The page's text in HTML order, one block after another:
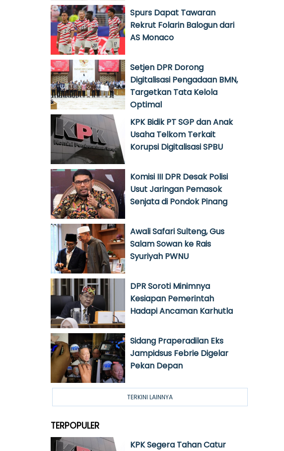
Spurs Dapat Tawaran
Rekrut Folarin Balogun dari
AS Monaco
Setjen DPR Dorong
Digitalisasi Pengadaan BMN,
Targetkan Tata Kelola
Optimal
KPK Bidik PT SGP dan Anak
Usaha Telkom Terkait
Korupsi Digitalisasi SPBU
Komisi III DPR Desak Polisi
Usut Jaringan Pemasok
Senjata di Pondok Pinang
Awali Safari Sulteng, Gus
Salam Sowan ke Rais
Syuriyah PWNU
DPR Soroti Minimnya
Kesiapan Pemerintah
Hadapi Ancaman Karhutla
Sidang Praperadilan Eks
Jampidsus Febrie Digelar
Pekan Depan
TERKINI LAINNYA
TERPOPULER
KPK Segera Tahan Catur